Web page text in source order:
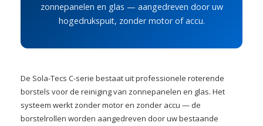
zonnepanelen en glas — aangedreven door uw
hogedrukspuit, zonder motor of accu.
De Sola-Tecs C-serie bestaat uit professionele roterende
borstels voor de reiniging van zonnepanelen en glas. Het
systeem werkt zonder motor en zonder accu — de
borstelrollen worden aangedreven door uw bestaande